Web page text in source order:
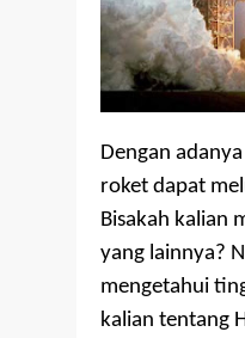
Dengan
roket dapat
Bisakah kalian
yang lainnya?
mengetahui
kalian tentang